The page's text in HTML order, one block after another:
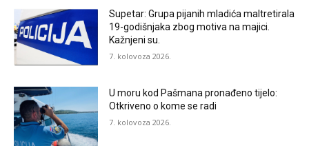
Supetar: Grupa pijanih mladića maltretirala
19-godišnjaka zbog motiva na majici.
Kažnjeni su.
7. kolovoza 2026.
U moru kod Pašmana pronađeno tijelo:
Otkriveno o kome se radi
7. kolovoza 2026.